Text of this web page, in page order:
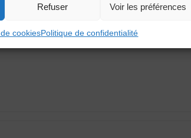
Refuser Voir les préférences
cookiesPolitique de confidentialité